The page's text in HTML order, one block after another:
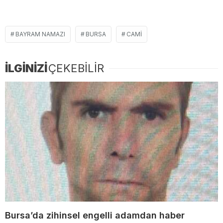
BAYRAM NAMAZI BURSA CAMI
İLGİNİZİÇEKEBİLİR
Bursa’da zihinsel engelli adamdan haber